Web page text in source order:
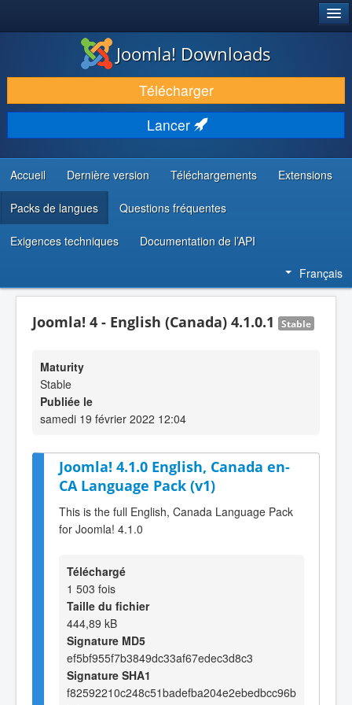
TÉLÉCHARGER & ÉTENDRE
DÉCOUVRIR & APPRENDRE
COMMUNAUTÉ & SUPPORT
RESSOURCES DÉVELOPPEURS
Joomla! Downloads
Télécharger
Lancer
Accueil Dernière version Téléchargements Extensions
Packs de langues Questions fréquentes
Exigences techniques Documentation de l’API
Français
Joomla! 4 - English (Canada) 4.1.0.1 Stable
Maturity
Stable
Publiée le
samedi 19 février 2022 12:04
Joomla! 4.1.0 English, Canada en-
CA Language Pack (v1)
This is the full English, Canada Language Pack
for Joomla! 4.1.0
Téléchargé
1 503 fois
Taille du fichier
444,89 kB
Signature MD5
ef5bf955f7b3849dc33af67edec3d8c3
Signature SHA1
f82592210c248c51badefba204e2ebedbcc96b